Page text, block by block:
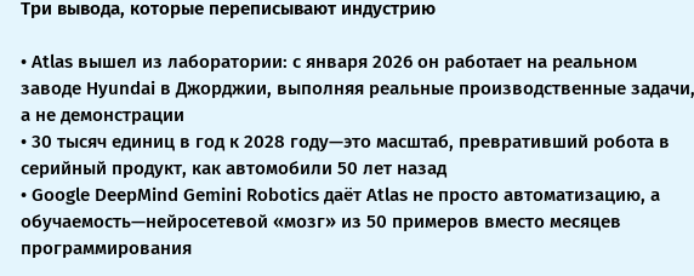
Три вывода, которые переписывают индустрию
• Atlas вышел из лаборатории: с января 2026 он работает на реальном
заводе Hyundai в Джорджии, выполняя реальные производственные задачи,
а не демонстрации
• 30 тысяч единиц в год к 2028 году—это масштаб, превративший робота в
серийный продукт, как автомобили 50 лет назад
• Google DeepMind Gemini Robotics даёт Atlas не просто автоматизацию, а
обучаемость—нейросетевой «мозг» из 50 примеров вместо месяцев
программирования